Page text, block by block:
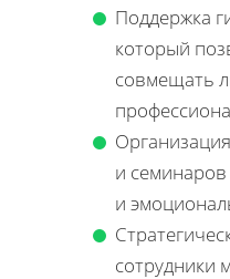
Поддержка
который
совмещать
и семинаров
и
сотрудники